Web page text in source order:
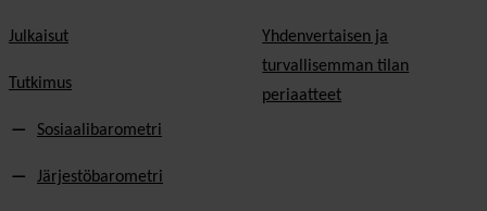
Julkaisut
Tutkimus
Sosiaalibarometri
Järjestöbarometri
Yhdenvertaisen ja
turvallisemman tilan
periaatteet